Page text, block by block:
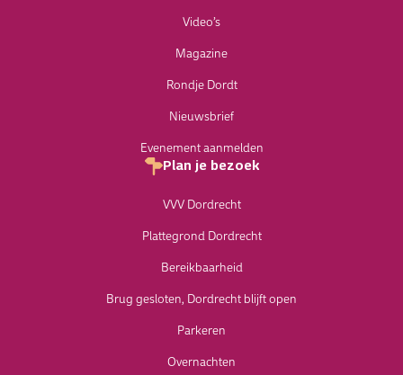
Video’s
Magazine
Rondje Dordt
Nieuwsbrief
Evenement aanmelden
Plan je bezoek
VVV Dordrecht
Plattegrond Dordrecht
Bereikbaarheid
Brug gesloten, Dordrecht blijft open
Parkeren
Overnachten